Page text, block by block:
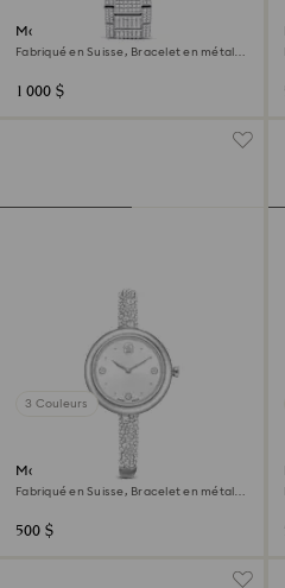
Montre Dextera lux
Fabriqué en Suisse, Bracelet en métal,
1 000 $
3 Couleurs
Montre Sublima bangle
Fabriqué en Suisse, Bracelet en métal,
500 $